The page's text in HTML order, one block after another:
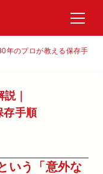
年のプロが教える保存手
｜
存手順
いう「意外な